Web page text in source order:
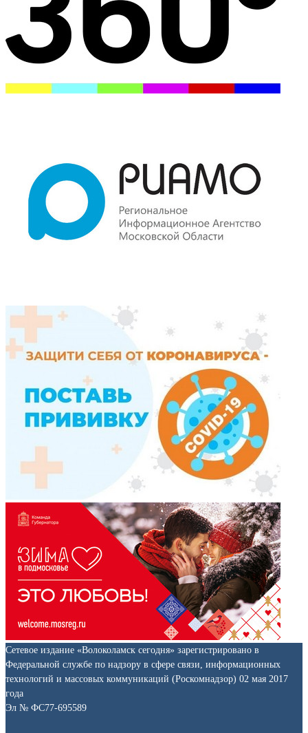
Сетевое издание «Волоколамск сегодня» зарегистрировано в
Федеральной службе по надзору в сфере связи, информационных
технологий и массовых коммуникаций (Роскомнадзор) 02 мая 2017
года
Эл № ФС77-695589